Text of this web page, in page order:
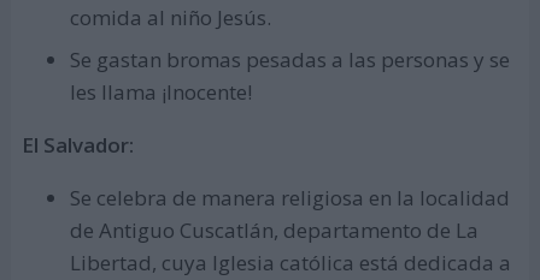
comida al niño Jesús.
Se gastan bromas pesadas a las personas y se
les llama ¡Inocente!
El Salvador:
Se celebra de manera religiosa en la localidad
de Antiguo Cuscatlán, departamento de La
Libertad, cuya Iglesia católica está dedicada a